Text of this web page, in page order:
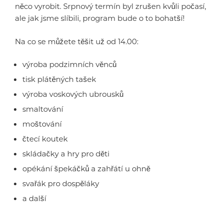
něco vyrobit. Srpnový termín byl zrušen kvůli počasí,
ale jak jsme slíbili, program bude o to bohatší!
Na co se můžete těšit už od 14.00:
výroba podzimních věnců
tisk plátěných tašek
výroba voskových ubrousků
smaltování
moštování
čtecí koutek
skládačky a hry pro děti
opékání špekáčků a zahřátí u ohně
svařák pro dospěláky
a další